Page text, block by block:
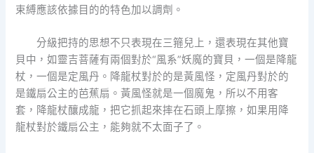
束縛應該依據目的的特色加以調劑。
分級把持的思想不只表現在三箍兒上，還表現在其他寶
貝中，如靈吉菩薩有兩個對於“風系”妖魔的寶貝，一個是降龍
杖，一個是定風丹。降龍杖對於的是黃風怪，定風丹對於的
是鐵扇公主的芭蕉扇。黃風怪就是一個魔鬼，所以不用客
套，降龍杖釀成龍，把它抓起來摔在石頭上摩擦，如果用降
龍杖對於鐵扇公主，能夠就不太面子了。